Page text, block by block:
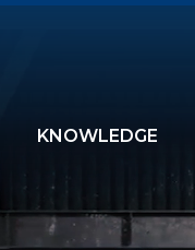
KNOWLEDGE